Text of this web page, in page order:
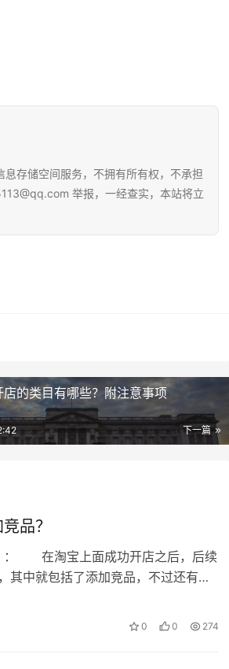
存储空间服务，不拥有所有权，不承担
举报，一经查实，本站将立
的类目有哪些？附注意事项
下一篇
品？
： 在淘宝上面成功开店之后，后续
其中就包括了添加竞品，不过还有不
0 0 274